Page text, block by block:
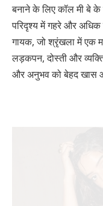
बनाने के लिए कॉल मी बे के
परिदृश्य में गहरे और
गायक, जो श्रृंखला में एक
लड़कपन, दोस्ती और
और अनुभव को बेहद खास